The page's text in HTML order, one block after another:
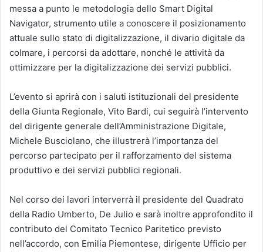
messa a punto le metodologia dello Smart Digital
Navigator, strumento utile a conoscere il posizionamento
attuale sullo stato di digitalizzazione, il divario digitale da
colmare, i percorsi da adottare, nonché le attività da
ottimizzare per la digitalizzazione dei servizi pubblici.
L’evento si aprirà con i saluti istituzionali del presidente
della Giunta Regionale, Vito Bardi, cui seguirà l’intervento
del dirigente generale dell’Amministrazione Digitale,
Michele Busciolano, che illustrerà l’importanza del
percorso partecipato per il rafforzamento del sistema
produttivo e dei servizi pubblici regionali.
Nel corso dei lavori interverrà il presidente del Quadrato
della Radio Umberto, De Julio e sarà inoltre approfondito il
contributo del Comitato Tecnico Paritetico previsto
nell’accordo, con Emilia Piemontese, dirigente Ufficio per